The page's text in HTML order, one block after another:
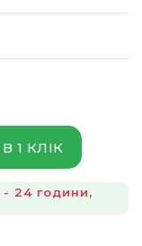
1 КЛІК
24 години,